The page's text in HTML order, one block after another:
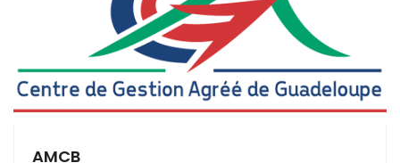
AMCB